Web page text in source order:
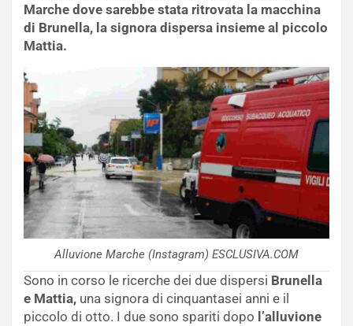
Marche dove sarebbe stata ritrovata la macchina
di Brunella, la signora dispersa insieme al piccolo
Mattia.
Alluvione Marche (Instagram) ESCLUSIVA.COM
Sono in corso le ricerche dei due dispersi Brunella
e Mattia, una signora di cinquantasei anni e il
piccolo di otto. I due sono spariti dopo l’alluvione